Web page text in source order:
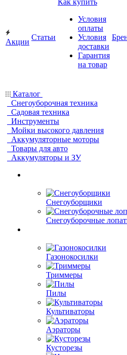
Акции
Статьи
Как купить
Условия
оплаты
Условия
доставки
Гарантия
на товар
Каталог
Снегоуборочная техника
Садовая техника
Инструменты
Мойки высокого давления
Аккумуляторные моторы
Товары для авто
Аккумуляторы и ЗУ
Снегоуборщики
Снегоуборочные
Газонокосилки
Триммеры
Пилы
Культиваторы
Аэраторы
Кусторезы